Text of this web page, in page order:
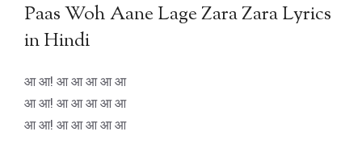
Paas Woh Aane Lage Zara Zara Lyrics
in Hindi
आ आ! आ आ आ आ आ
आ आ! आ आ आ आ आ
आ आ! आ आ आ आ आ